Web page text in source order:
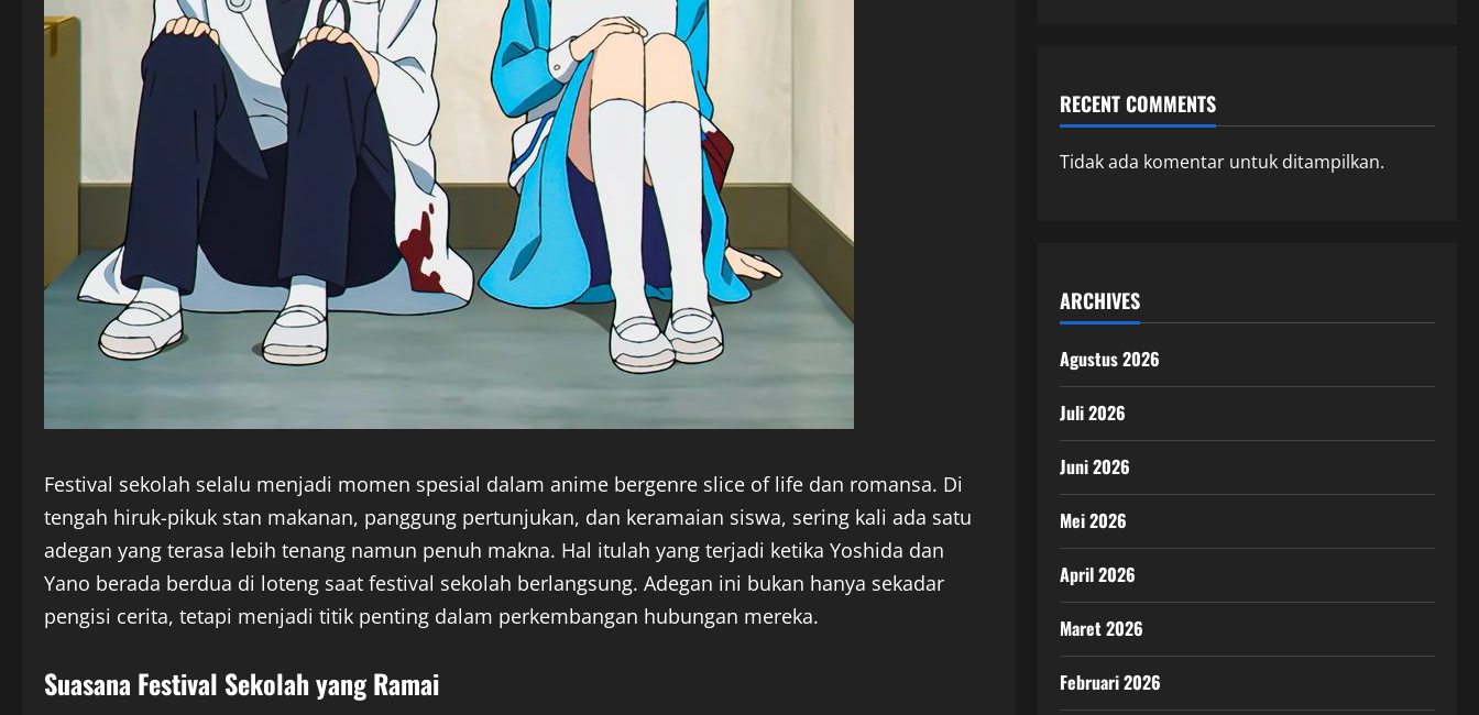
Festival sekolah selalu menjadi momen spesial dalam anime bergenre slice of life dan romansa. Di
tengah hiruk-pikuk stan makanan, panggung pertunjukan, dan keramaian siswa, sering kali ada satu
adegan yang terasa lebih tenang namun penuh makna. Hal itulah yang terjadi ketika Yoshida dan
Yano berada berdua di loteng saat festival sekolah berlangsung. Adegan ini bukan hanya sekadar
pengisi cerita, tetapi menjadi titik penting dalam perkembangan hubungan mereka.
Suasana Festival Sekolah yang Ramai
RECENT COMMENTS
Tidak ada komentar untuk ditampilkan.
ARCHIVES
Agustus 2026
Juli 2026
Juni 2026
Mei 2026
April 2026
Maret 2026
Februari 2026